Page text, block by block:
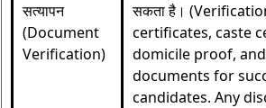
सत्यापन
(Document
Verification)
सकता है।
certificates, caste
domicile proof,
documents for
candidates. Any